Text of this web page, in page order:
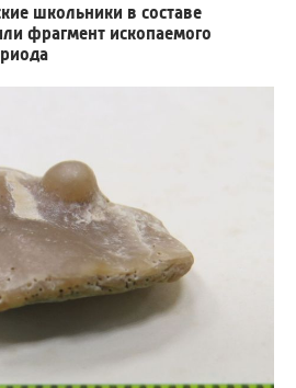
школьники в составе
фрагмент ископаемого